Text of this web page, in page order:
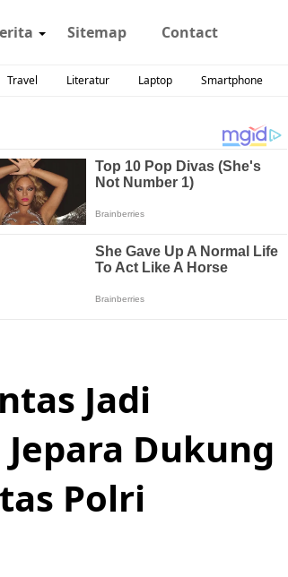
Sitemap Contact
Travel Literatur Laptop Smartphone
Jadi
Dukung
Polri